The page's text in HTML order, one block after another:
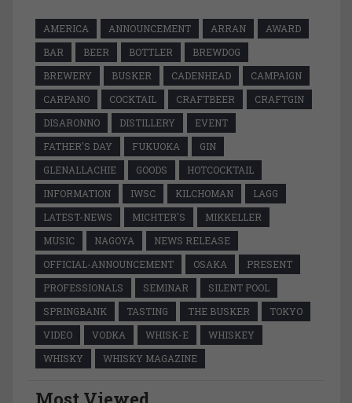
AMERICA ANNOUNCEMENT ARRAN
AWARD
BAR
BEER BOTTLER
BREWDOG
BREWERY
BUSKER CADENHEAD
CAMPAIGN
CARPANO
COCKTAIL CRAFTBEER
CRAFTGIN
DISARONNO
DISTILLERY
EVENT
FATHER'S DAY
FUKUOKA
GIN
GLENALLACHIE
GOODS
HOTCOCKTAIL
INFORMATION
IWSC KILCHOMAN
LAGG
LATEST-NEWS
MICHTER'S
MIKKELLER
MUSIC
NAGOYA
NEWS RELEASE
OFFICIAL-ANNOUNCEMENT
OSAKA
PRESENT
PROFESSIONALS
SEMINAR
SILENT POOL
SPRINGBANK
TASTING THE BUSKER
TOKYO
VIDEO
VODKA WHISK-E
WHISKEY
WHISKY
WHISKY MAGAZINE